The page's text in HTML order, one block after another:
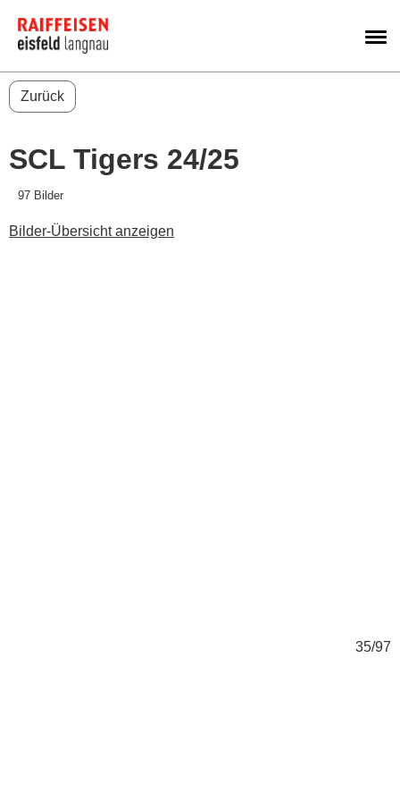
Zurück
SCL Tigers 24/25
97 Bilder
Bilder-Übersicht anzeigen
35/97